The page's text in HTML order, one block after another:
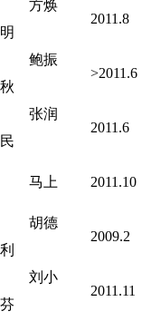
方焕
明
2011.8
鲍振
秋
>2011.6
张润
民
2011.6
马上 2011.10
胡德
利
2009.2
刘小
芬
2011.11